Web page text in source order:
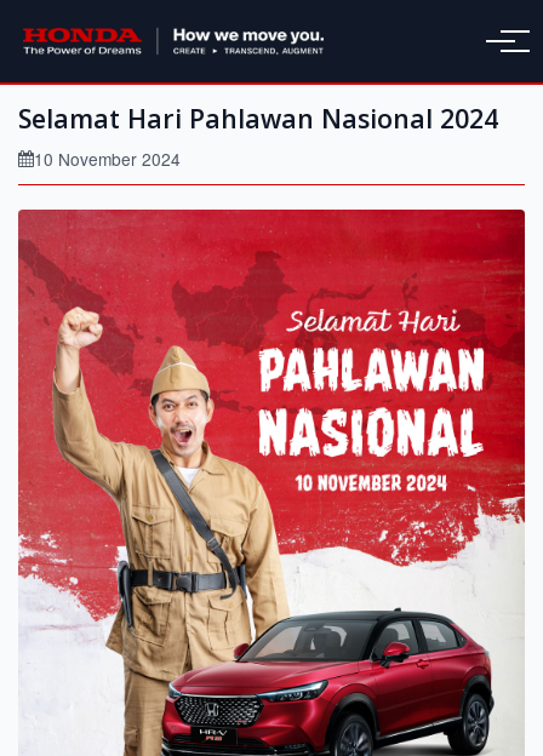
Selamat Hari Pahlawan Nasional 2024
10 November 2024